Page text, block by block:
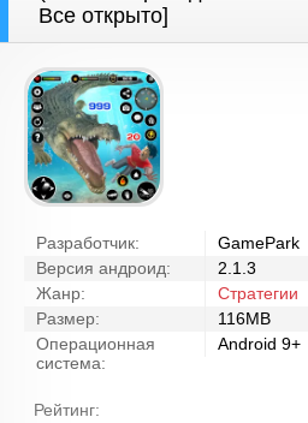
Все открыто]
Разработчик:
GamePark
Версия андроид:
2.1.3
Жанр:
Стратегии
Размер:
116MB
Операционная
система:
Android 9+
Рейтинг: